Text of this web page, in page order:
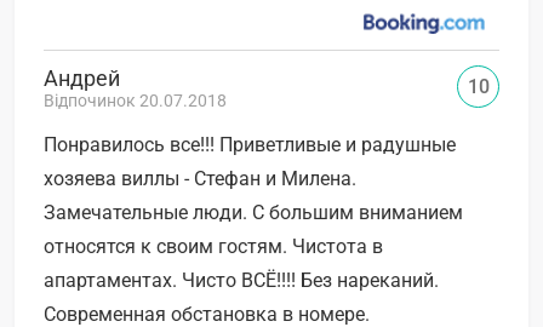
Андрей
Відпочинок 20.07.2018
Понравилось все!!! Приветливые и радушные
хозяева виллы - Стефан и Милена.
Замечательные люди. С большим вниманием
относятся к своим гостям. Чистота в
апартаментах. Чисто ВСЁ!!!! Без нареканий.
Современная обстановка в номере.
10